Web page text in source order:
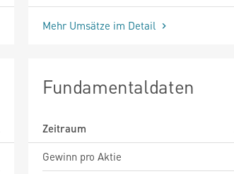
Mehr Umsätze im Detail
Fundamentaldaten
Zeitraum
Gewinn pro Aktie